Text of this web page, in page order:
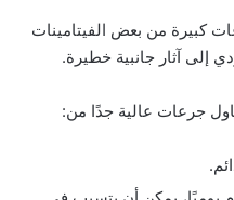
كبيرة من بعض الفيتامينات
إلى آثار جانبية خطيرة.
جرعات عالية جدًا من: